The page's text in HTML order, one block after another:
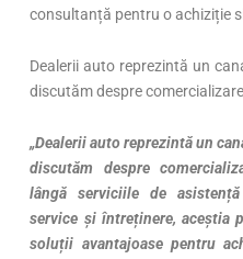
consultanță pentru o achiziție
Dealerii auto reprezintă un
discutăm despre
„Dealerii auto reprezintă un
discutăm despre
lângă serviciile de
service și întreținere, aceștia
soluții avantajoase pentru